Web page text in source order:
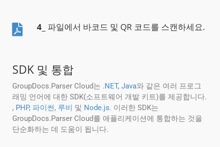
4 _ 파일에서 바코드 및 QR 코드를 스캔하세요.
SDK 및 통합
GroupDocs.Parser Cloud는 .NET, Java와 같은 여러 프로그
래밍 언어에 대한 SDK(소프트웨어 개발 키트)를 제공합니다.
, PHP, 파이썬, 루비 및 Node.js. 이러한 SDK는
GroupDocs.Parser Cloud를 애플리케이션에 통합하는 것을
단순화하는 데 도움이 됩니다.